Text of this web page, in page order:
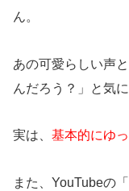
ん。
あの可愛らしい声
んだろう？」と気
実は、 基本的にゆ
また、YouTubeの